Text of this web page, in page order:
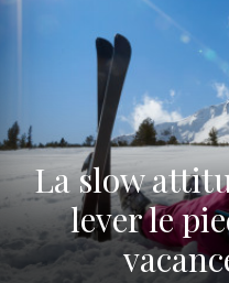
La slow
lever le